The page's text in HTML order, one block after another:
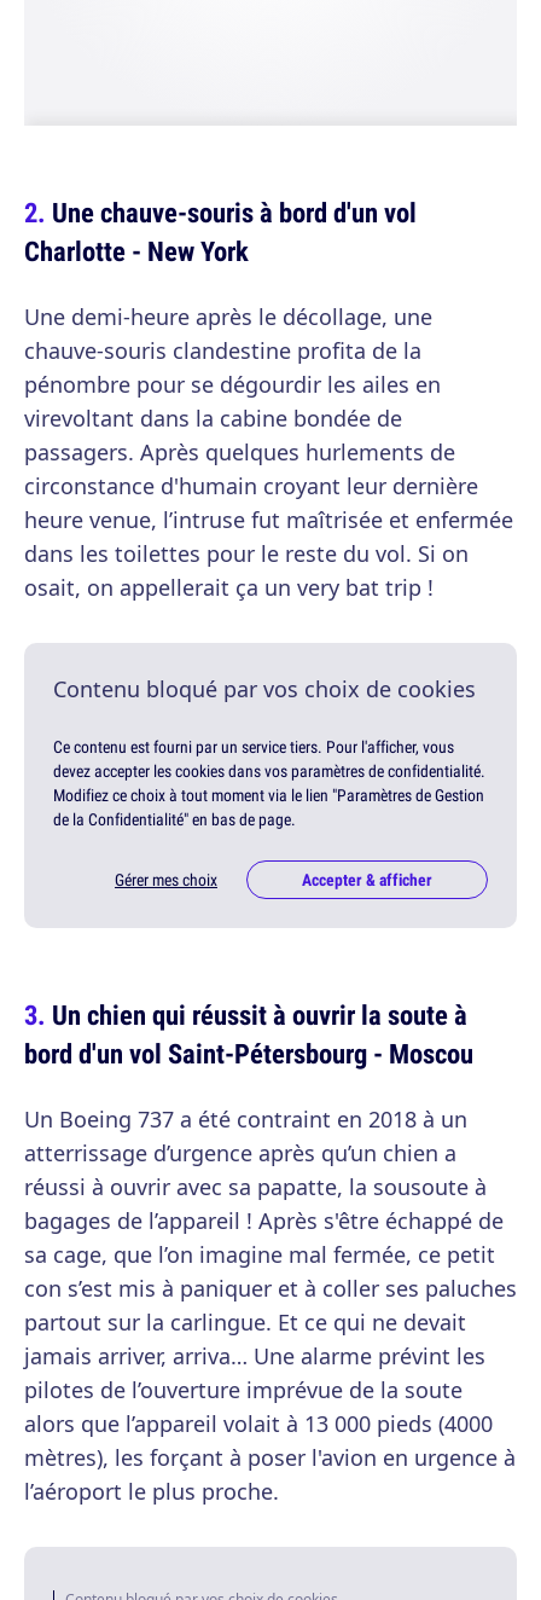
Une chauve-souris à bord d'un vol
Charlotte - New York
Une demi-heure après le décollage, une
chauve-souris clandestine profita de la
pénombre pour se dégourdir les ailes en
virevoltant dans la cabine bondée de
passagers. Après quelques hurlements de
circonstance d'humain croyant leur dernière
heure venue, l’intruse fut maîtrisée et enfermée
dans les toilettes pour le reste du vol. Si on
osait, on appellerait ça un very bat trip !
Contenu bloqué par vos choix de cookies
Ce contenu est fourni par un service tiers. Pour l'afficher, vous
devez accepter les cookies dans vos paramètres de confidentialité.
Modifiez ce choix à tout moment via le lien "Paramètres de Gestion
de la Confidentialité" en bas de page.
Gérer mes choix Accepter & afficher
Un chien qui réussit à ouvrir la soute à
bord d'un vol Saint-Pétersbourg - Moscou
Un Boeing 737 a été contraint en 2018 à un
atterrissage d’urgence après qu’un chien a
réussi à ouvrir avec sa papatte, la sousoute à
bagages de l’appareil ! Après s'être échappé de
sa cage, que l’on imagine mal fermée, ce petit
con s’est mis à paniquer et à coller ses paluches
partout sur la carlingue. Et ce qui ne devait
jamais arriver, arriva… Une alarme prévint les
pilotes de l’ouverture imprévue de la soute
alors que l’appareil volait à 13 000 pieds (4000
mètres), les forçant à poser l'avion en urgence à
l’aéroport le plus proche.